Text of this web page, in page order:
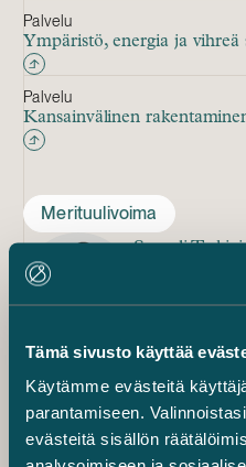
Tämä sivusto käyttää
Käytämme evästeitä
parantamiseen.
evästeitä sisällön
Palvelu
Ympäristö, energia ja vihreä
Palvelu
Kansainvälinen
Merituulivoima
Samuli
+358 41 436
Kanerva
Counsel
+358 45 671